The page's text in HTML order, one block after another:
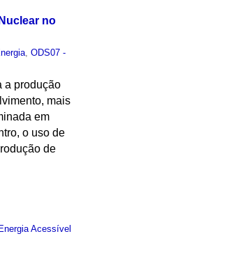
no
,ODS07 -
a produção
mais
em
o uso de
de
Acessível